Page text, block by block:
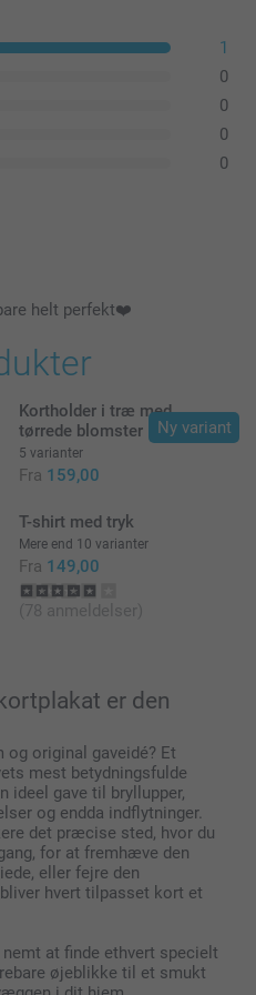
1
0
0
0
0
helt perfekt❤️
Ny variant
Kortholder i træ med
tørrede blomster
5 varianter
Fra 159,00
T-shirt med tryk
Mere end 10 varianter
Fra 149,00
(78 anmeldelser)
er den
original gaveidé? Et
mest betydningsfulde
ideel gave til bryllupper,
og endda indflytninger.
det præcise sted, hvor du
for at fremhæve den
eller fejre den
hvert tilpasset kort et
at finde ethvert specielt
øjeblikke til et smukt